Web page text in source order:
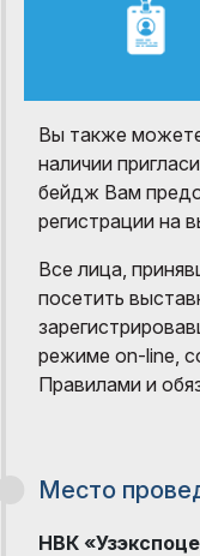
Вы также
наличии
бейдж Вам
регистрации на
Все лица,
посетить
режиме on-line,
Правилами и
Место
НВК